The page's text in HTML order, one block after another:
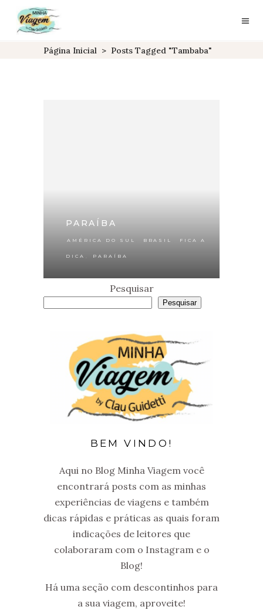
Página Inicial > Posts Tagged "tambaba"
PARAÍBA
AMÉRICA DO SUL BRASIL FICA A
DICA PARAÍBA
Pesquisar
Pesquisar
BEM VINDO!
Aqui no Blog Minha Viagem você
encontrará posts com as minhas
experiências de viagens e também
dicas rápidas e práticas as quais foram
indicações de leitores que
colaboraram com o Instagram e o
Blog!
Há uma seção com descontinhos para
a sua viagem, aproveite!